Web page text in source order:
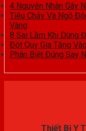
4 Nguyên Nhân Gây
Tiêu Chảy Và Ngộ
Vàng
8 Sai Lầm Khi Dùng
Đột Quỵ Gia Tăng
Phân Biệt Đúng Say
Thiết Bị Y